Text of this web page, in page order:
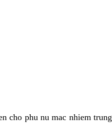
cho phu nu mac nhiem trung